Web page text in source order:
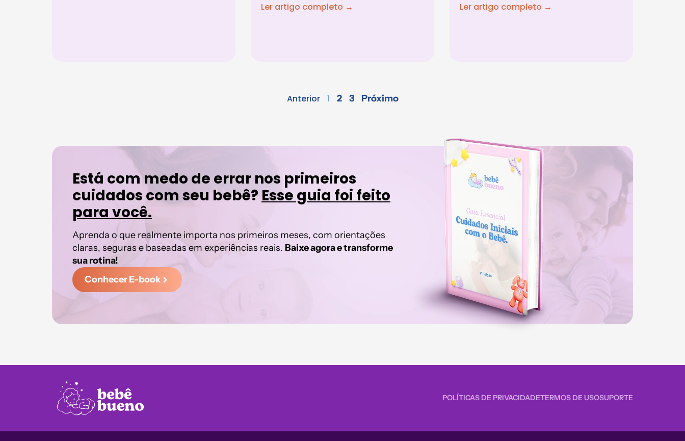
Ler artigo completo → Ler artigo completo →
Anterior 1 2 3 Próximo
Está com medo de errar nos primeiros
cuidados com seu bebê? Esse guia foi feito
para você.
Aprenda o que realmente importa nos primeiros meses, com orientações
claras, seguras e baseadas em experiências reais. Baixe agora e transforme
sua rotina!
Conhecer E-book
POLÍTICAS DE PRIVACIDADETERMOS DE USOSUPORTE